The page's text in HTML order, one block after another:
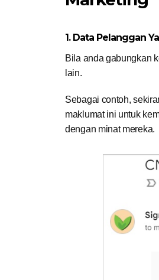
1. Data Pelanggan
Bila anda gabungkan
lain.
Sebagai contoh,
maklumat ini untuk
dengan minat mereka.